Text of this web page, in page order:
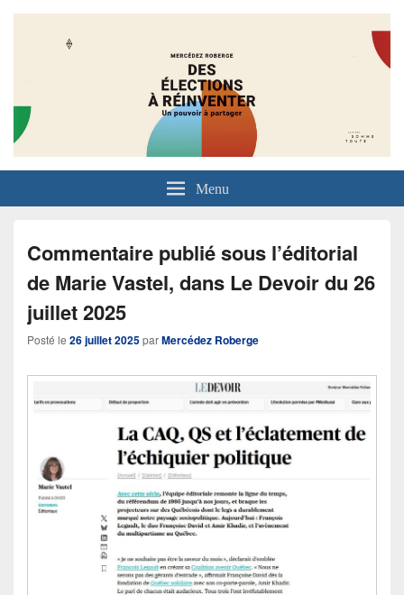
Menu
Commentaire publié sous l’éditorial
de Marie Vastel, dans Le Devoir du 26
juillet 2025
Posté le 26 juillet 2025parMercédez Roberge